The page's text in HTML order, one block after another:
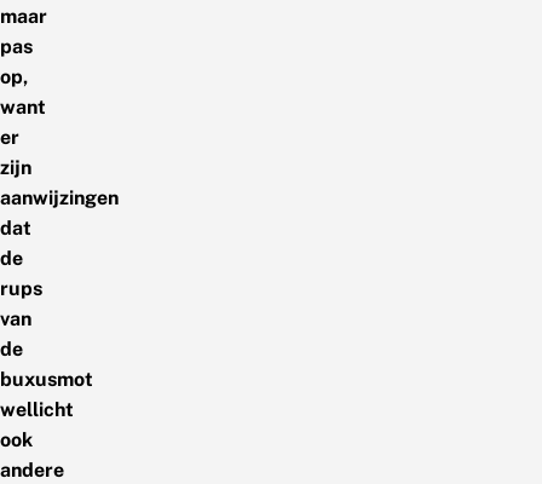
maar
pas
op,
want
er
zijn
aanwijzingen
dat
de
rups
van
de
buxusmot
wellicht
ook
andere